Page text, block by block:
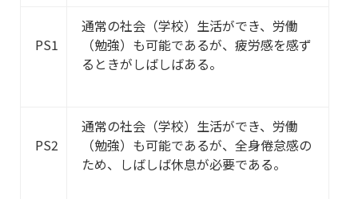
PS1
通常の社会（学校）生活ができ、労働
（勉強）も可能であるが、疲労感を感ず
るときがしばしばある。
PS2
通常の社会（学校）生活ができ、労働
（勉強）も可能であるが、全身倦怠感の
ため、しばしば休息が必要である。